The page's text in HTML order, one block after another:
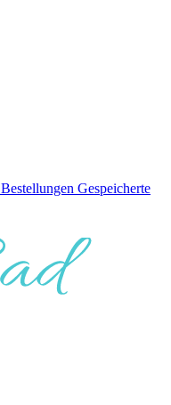
Bestellungen Gespeicherte